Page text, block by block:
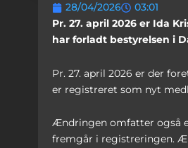
28/04/2026
03:01
Pr. 27. april 2026 er Ida
har forladt bestyrelsen i
Pr. 27. april 2026 er der
er registreret som nyt
Ændringen omfatter også
fremgår i registreringen.